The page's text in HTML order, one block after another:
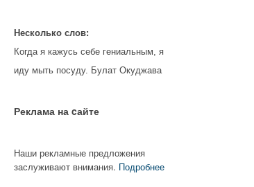
Несколько слов:
Когда я кажусь себе гениальным, я
иду мыть посуду. Булат Окуджава
Реклама на cайте
Наши рекламные предложения
заслуживают внимания. Подробнее